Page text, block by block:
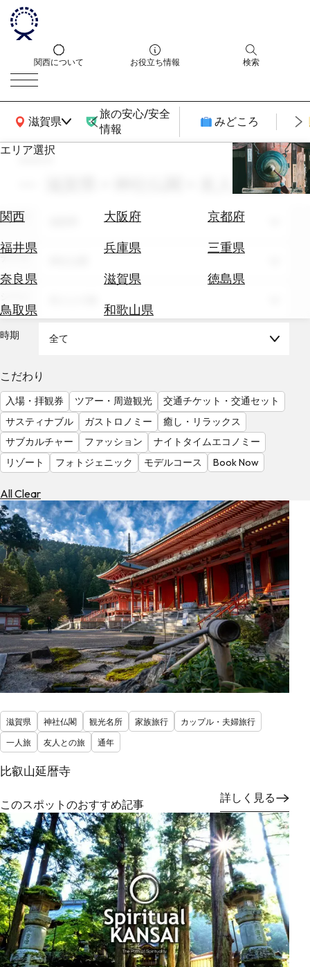
関西について お役立ち情報 検索
滋賀県
関西広域MAP
旅の安心/安全
情報
みどころ
エリア選択
関西 大阪府
京都府
福井県
兵庫県
三重県
奈良県
滋賀県
徳島県
鳥取県
和歌山県
エ
券
テ
を
調
べ
る
天
気
を
見
る
search
滋賀県 × 神社仏閣 × 友人との旅
エリア
テーマ
時期 全て
こだわり
入場・拝観券 ツアー・周遊観光
交通チケット・交通セット
サスティナブル
ガストロノミー
癒し・リラックス
サブカルチャー
ファッション
ナイトタイムエコノミー
リゾート
フォトジェニック モデルコース Book Now
All Clear
滋賀県 神社仏閣 観光名所 家族旅行
カップル・夫婦旅行
一人旅
友人との旅 通年
比叡山延暦寺
詳しく見る
このスポットのおすすめ記事